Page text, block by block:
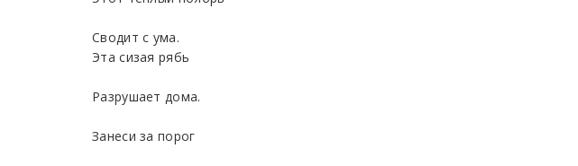
Сводит с ума.
Эта сизая рябь
Разрушает дома.
Занеси за порог